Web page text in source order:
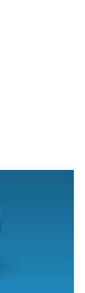
seorang
buah
guide’